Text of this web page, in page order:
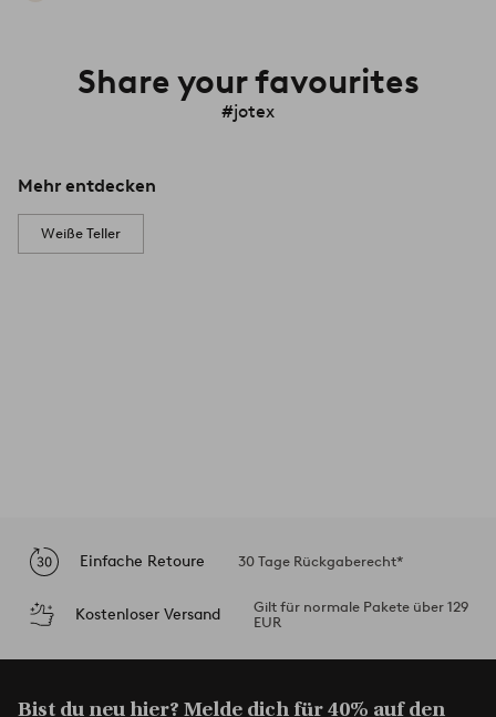
Share your favourites
#jotex
Mehr entdecken
Weiße Teller
Einfache Retoure 30 Tage Rückgaberecht*
Kostenloser Versand
Gilt für normale Pakete über 129
EUR
Bist du neu hier? Melde dich für40% auf den